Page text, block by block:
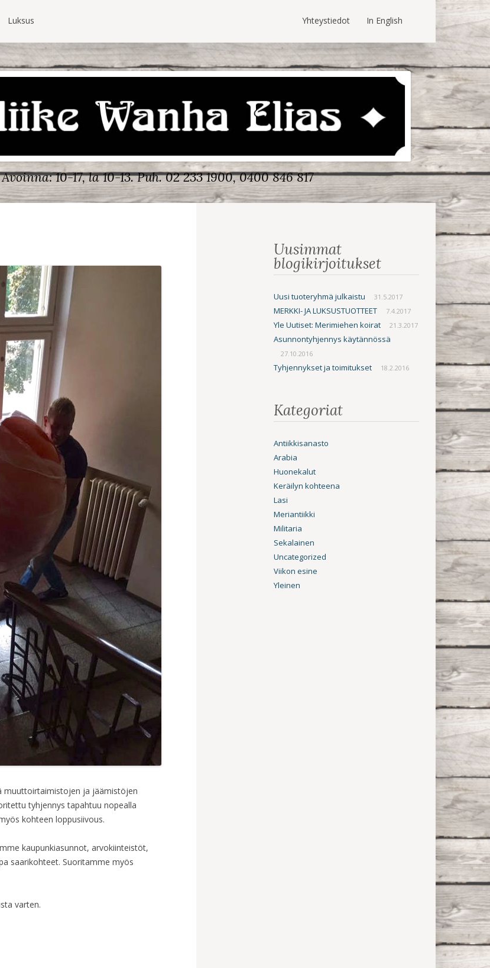
Luksus In English
Yhteystiedot
10-17, la 10-13.Puh. 02 233 1900, 0400 846 817
muuttoirtaimistojen ja jäämistöjen
tyhjennys tapahtuu nopealla
kohteen loppusiivous.
kaupunkiasunnot, arvokiinteistöt,
saarikohteet. Suoritamme myös
varten.
Uusimmat
blogikirjoitukset
Uusi tuoteryhmä julkaistu 31.5.2017
MERKKI- JA LUKSUSTUOTTEET 7.4.2017
Yle Uutiset: Merimiehen koirat 21.3.2017
Asunnontyhjennys käytännössä
27.10.2016
Tyhjennykset ja toimitukset 18.2.2016
Kategoriat
Antiikkisanasto
Arabia
Huonekalut
Keräilyn kohteena
Lasi
Meriantiikki
Militaria
Sekalainen
Uncategorized
Viikon esine
Yleinen